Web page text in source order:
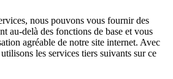
nous pouvons vous fournir des
au-delà des fonctions de base et vous
agréable de notre site internet. Avec
les services tiers suivants sur ce